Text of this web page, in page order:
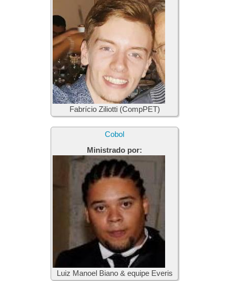
Fabrício Ziliotti (CompPET)
Cobol
Ministrado por:
Luiz Manoel Biano & equipe Everis